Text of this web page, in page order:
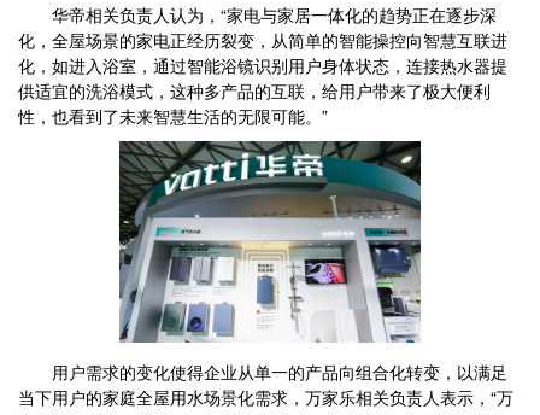
华帝相关负责人认为，“家电与家居一体化的趋势正在逐步深
化，全屋场景的家电正经历裂变，从简单的智能操控向智慧互联进
化，如进入浴室，通过智能浴镜识别用户身体状态，连接热水器提
供适宜的洗浴模式，这种多产品的互联，给用户带来了极大便利
性，也看到了未来智慧生活的无限可能。”
用户需求的变化使得企业从单一的产品向组合化转变，以满足
当下用户的家庭全屋用水场景化需求，万家乐相关负责人表示，“万